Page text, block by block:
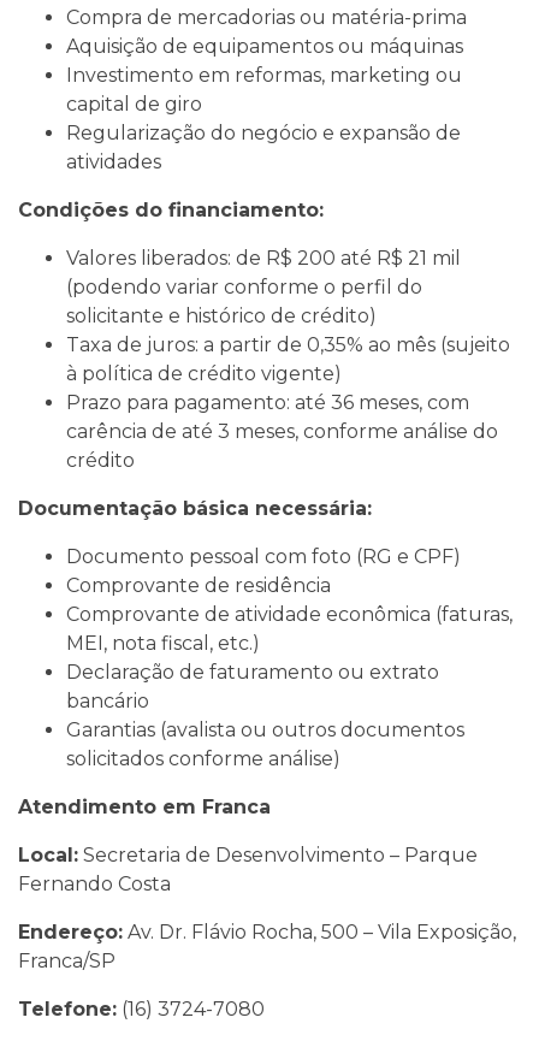
Compra de mercadorias ou matéria-prima
Aquisição de equipamentos ou máquinas
Investimento em reformas, marketing ou
capital de giro
Regularização do negócio e expansão de
atividades
Condições do financiamento:
Valores liberados: de R$ 200 até R$ 21 mil
(podendo variar conforme o perfil do
solicitante e histórico de crédito)
Taxa de juros: a partir de 0,35% ao mês (sujeito
à política de crédito vigente)
Prazo para pagamento: até 36 meses, com
carência de até 3 meses, conforme análise do
crédito
Documentação básica necessária:
Documento pessoal com foto (RG e CPF)
Comprovante de residência
Comprovante de atividade econômica (faturas,
MEI, nota fiscal, etc.)
Declaração de faturamento ou extrato
bancário
Garantias (avalista ou outros documentos
solicitados conforme análise)
Atendimento em Franca
Local: Secretaria de Desenvolvimento – Parque
Fernando Costa
Endereço: Av. Dr. Flávio Rocha, 500 – Vila Exposição,
Franca/SP
Telefone: (16) 3724-7080